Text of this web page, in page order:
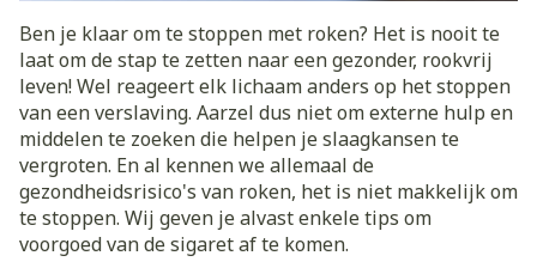
Ben je klaar om te stoppen met roken? Het is nooit te
laat om de stap te zetten naar een gezonder, rookvrij
leven! Wel reageert elk lichaam anders op het stoppen
van een verslaving. Aarzel dus niet om externe hulp en
middelen te zoeken die helpen je slaagkansen te
vergroten. En al kennen we allemaal de
gezondheidsrisico's van roken, het is niet makkelijk om
te stoppen. Wij geven je alvast enkele tips om
voorgoed van de sigaret af te komen.